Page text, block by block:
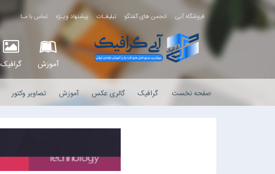
فروشگاه آبی انجمن های گفتگو تبلیغـات پیشنهاد ویـژه تماس با مـا
آموزش گرافیک
صفحه نخست گرافیک گالری عکس آموزش تصاویر وکتور